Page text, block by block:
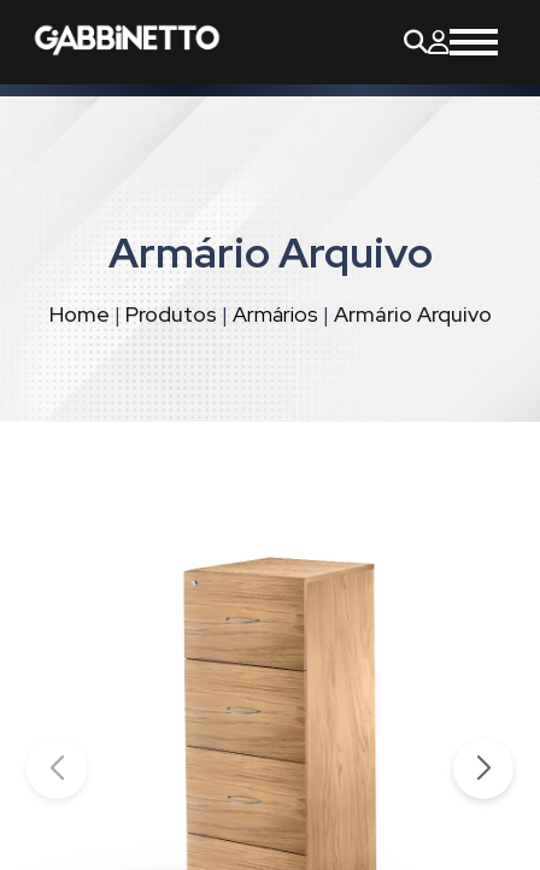
Armário Arquivo
Home|Produtos | Armários | Armário Arquivo